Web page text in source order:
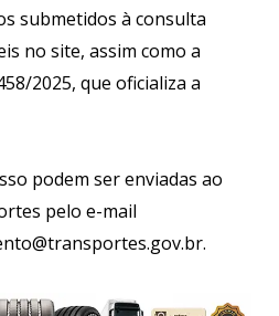
submetidos à consulta
no site, assim como a
2025, que oficializa a
podem ser enviadas ao
pelo e-mail